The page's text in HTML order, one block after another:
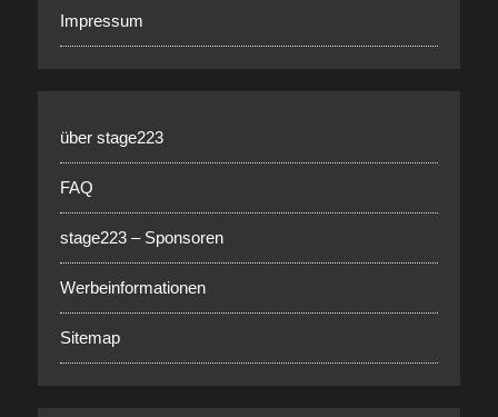
Impressum
über stage223
FAQ
stage223 – Sponsoren
Werbeinformationen
Sitemap